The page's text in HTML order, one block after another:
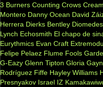
3 Burners Counting Crows Cream
Montero Danny Ocean David
Herrera Dierks Bentley
Lynch Echosmith El chapo de
Eurythmics Evan Craft
Felipe Pelaez Flume Fools
G-Eazy Glenn Tipton Gloria
Rodríguez Fiffe Hayley Williams
Presnyakov Israel IZ